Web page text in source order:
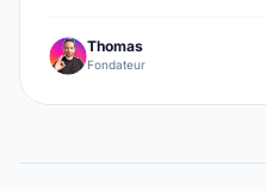
Thomas
Fondateur